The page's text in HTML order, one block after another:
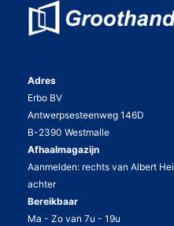
Adres
Erbo BV
Antwerpsesteenweg 146D
B-2390 Westmalle
Afhaalmagazijn
Aanmelden: rechts van Albert
achter
Bereikbaar
Ma - Zo van 7u - 19u